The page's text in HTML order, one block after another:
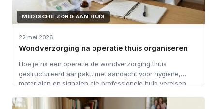
MEDISCHE ZORG AAN HUIS
22 mei 2026
Wondverzorging na operatie thuis organiseren
Hoe je na een operatie de wondverzorging thuis
gestructureerd aanpakt, met aandacht voor hygiëne,
materialen en signalen die professionele hulp vereisen.